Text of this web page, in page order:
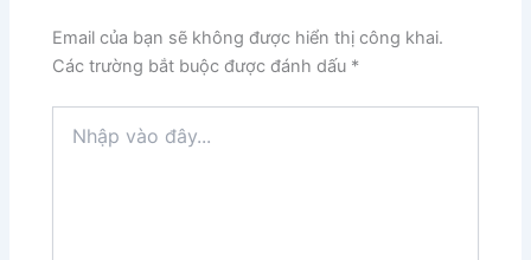
Email của bạn sẽ không được hiển thị công khai.
Các trường bắt buộc được đánh dấu *
vào